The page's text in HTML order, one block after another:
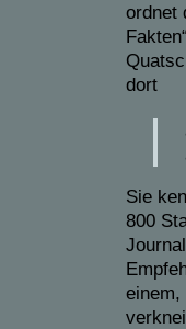
ordnet
dort
Sie
800